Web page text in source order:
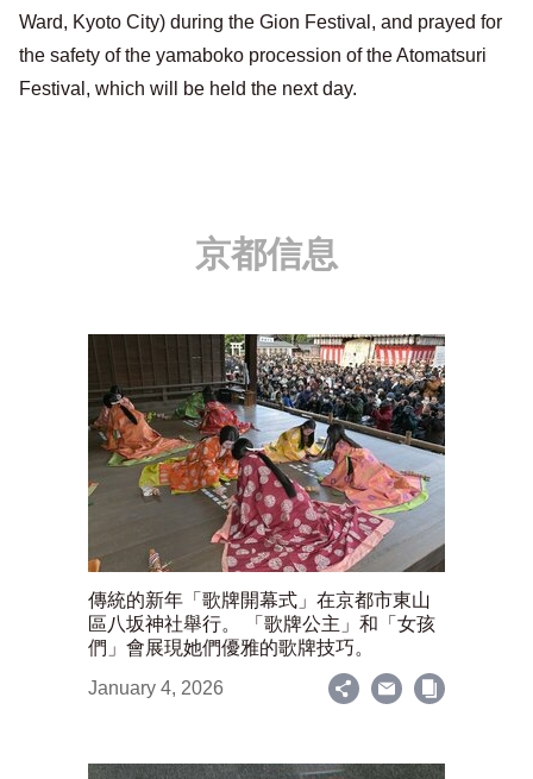
Ward, Kyoto City) during the Gion Festival, and prayed for
the safety of the yamaboko procession of the Atomatsuri
Festival, which will be held the next day.
京都信息
傳統的新年「歌牌開幕式」在京都市東山
區八坂神社舉行。 「歌牌公主」和「女孩
們」會展現她們優雅的歌牌技巧。
January 4, 2026